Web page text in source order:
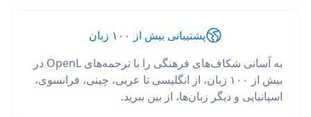
پشتیبانی بیش از ۱۰۰ زبان
به آسانی شکاف‌های فرهنگی را با ترجمه‌های OpenL در
بیش از ۱۰۰ زبان، از انگلیسی تا عربی، چینی، فرانسوی،
اسپانیایی و دیگر زبان‌ها، از بین ببرید.